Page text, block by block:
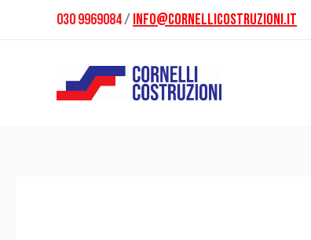
030 9969084/info@cornellicostruzioni.it